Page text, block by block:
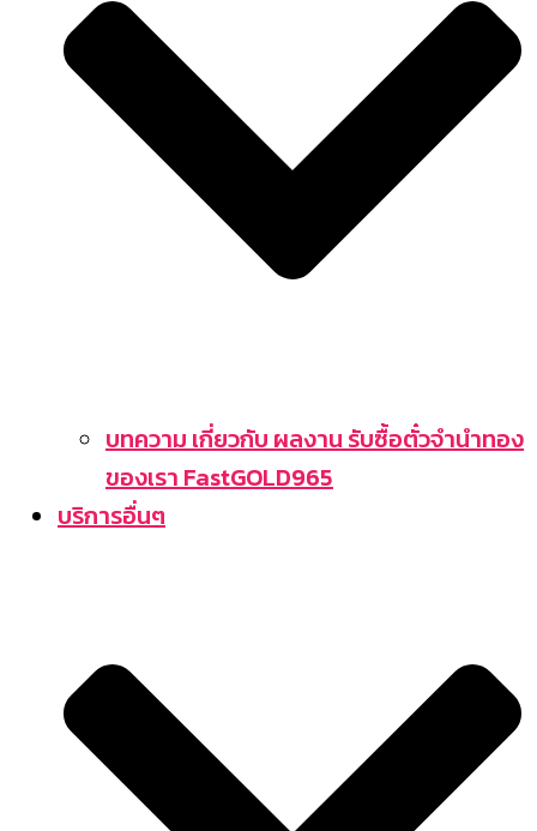
บทความ เกี่ยวกับ ผลงาน รับซื้อตั๋วจำนำทอง
ของเรา FastGOLD965
บริการอื่นๆ